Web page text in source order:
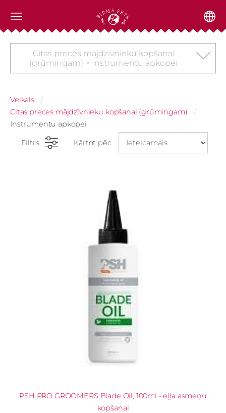
Citas preces mājdzīvnieku kopšanai
(grūmingam) > Instrumentu apkopei
Veikals
Citas preces mājdzīvnieku kopšanai (grūmingam)
Instrumentu apkopei
Filtrs Kārtot pēc
PSH PRO GROOMERS Blade Oil, 100ml - eļļa asmeņu
kopšanai